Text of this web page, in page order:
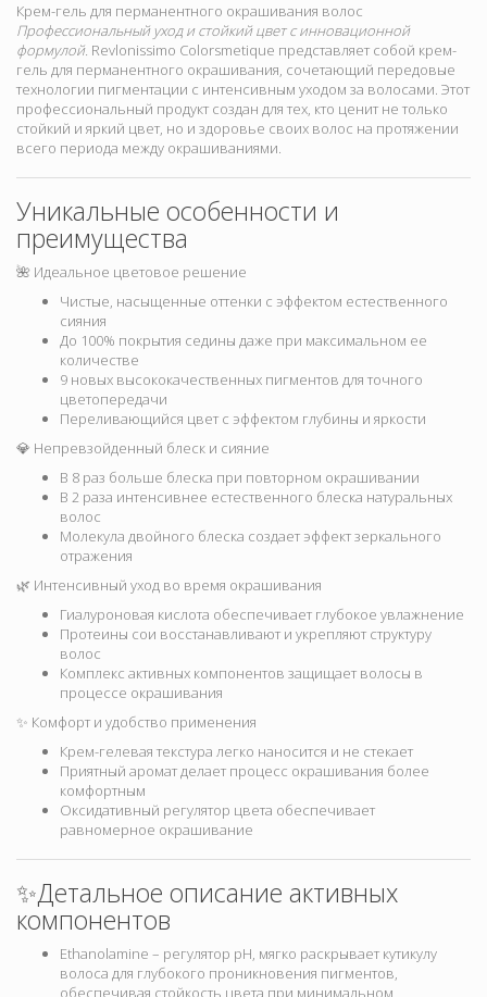
Крем-гель для перманентного окрашивания волос
Профессиональный уход и стойкий цвет с инновационной
формулой. Revlonissimo Colorsmetique представляет собой крем-
гель для перманентного окрашивания, сочетающий передовые
технологии пигментации с интенсивным уходом за волосами. Этот
профессиональный продукт создан для тех, кто ценит не только
стойкий и яркий цвет, но и здоровье своих волос на протяжении
всего периода между окрашиваниями.
Уникальные особенности и
преимущества
🌺 Идеальное цветовое решение
Чистые, насыщенные оттенки с эффектом естественного
сияния
До 100% покрытия седины даже при максимальном ее
количестве
9 новых высококачественных пигментов для точного
цветопередачи
Переливающийся цвет с эффектом глубины и яркости
💎 Непревзойденный блеск и сияние
В 8 раз больше блеска при повторном окрашивании
В 2 раза интенсивнее естественного блеска натуральных
волос
Молекула двойного блеска создает эффект зеркального
отражения
🌿 Интенсивный уход во время окрашивания
Гиалуроновая кислота обеспечивает глубокое увлажнение
Протеины сои восстанавливают и укрепляют структуру
волос
Комплекс активных компонентов защищает волосы в
процессе окрашивания
✨ Комфорт и удобство применения
Крем-гелевая текстура легко наносится и не стекает
Приятный аромат делает процесс окрашивания более
комфортным
Оксидативный регулятор цвета обеспечивает
равномерное окрашивание
✨Детальное описание активных
компонентов
Ethanolamine – регулятор pH, мягко раскрывает кутикулу
волоса для глубокого проникновения пигментов,
обеспечивая стойкость цвета при минимальном